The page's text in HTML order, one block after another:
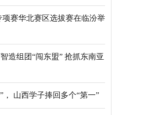
赛华北赛区选拔赛在临汾举
造组团“闯东盟” 抢抓东南亚
， 山西学子捧回多个“第一”